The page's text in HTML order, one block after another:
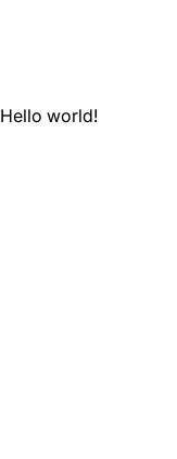
Hello world!